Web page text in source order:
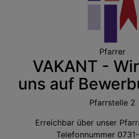
Pfarrer
VAKANT -
uns auf
Pfarrstelle 2
Erreichbar über unser
Telefonnummer